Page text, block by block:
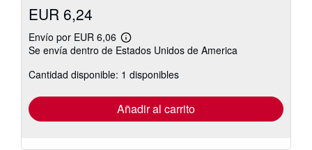
EUR 6,24
Envío por EUR 6,06
Más
información
las
tarifas
envío
Se envía dentro de Estados Unidos de America
Cantidad disponible: 1 disponibles
Añadir al carrito